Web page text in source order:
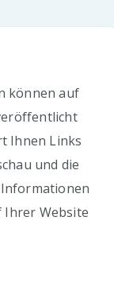
können auf
Ihnen Links
und die
Informationen
Ihrer Website